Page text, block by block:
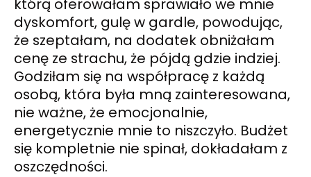
którą oferowałam sprawiało we mnie
dyskomfort, gulę w gardle, powodując,
że szeptałam, na dodatek obniżałam
cenę ze strachu, że pójdą gdzie indziej.
Godziłam się na współpracę z każdą
osobą, która była mną zainteresowana,
nie ważne, że emocjonalnie,
energetycznie mnie to niszczyło. Budżet
się kompletnie nie spinał, dokładałam z
oszczędności.